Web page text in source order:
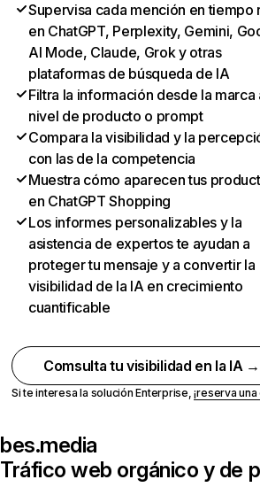
Supervisa cada mención en tiempo
en ChatGPT, Perplexity, Gemini,
AI Mode, Claude, Grok y otras
plataformas de búsqueda de IA
Filtra la información desde la marca
nivel de producto o prompt
Compara la visibilidad y la
con las de la competencia
Muestra cómo aparecen tus
en ChatGPT Shopping
Los informes personalizables y la
asistencia de expertos te ayudan a
proteger tu mensaje y a convertir la
visibilidad de la IA en crecimiento
cuantificable
Comsulta tu visibilidad en la IA →
Si te interesa la solución Enterprise,¡reserva
bes.media
Tráfico web orgánico y de